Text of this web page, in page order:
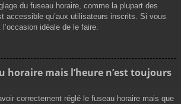
du fuseau horaire, comme la plupart des
accessible qu’aux utilisateurs inscrits. Si vous
idéale de le faire.
horaire mais l’heure n’est toujours
correctement réglé le fuseau horaire mais que